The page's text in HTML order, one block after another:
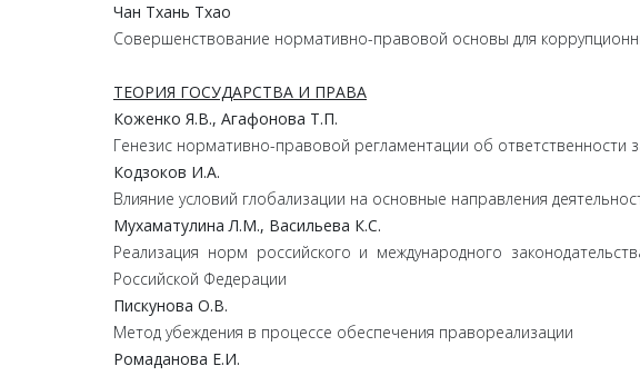
Чан Тхань Тхао
Совершенствование нормативно-правовой основы для
ТЕОРИЯ ГОСУДАРСТВА И ПРАВА
Коженко Я.В., Агафонова Т.П.
Генезис нормативно-правовой регламентации об ответственности
Кодзоков И.А.
Влияние условий глобализации на основные направления
МухаматулинаЛ.М., Васильева К.С.
Реализация норм российского и международного
Российской Федерации
Пискунова О.В.
Метод убеждения в процессе обеспечения правореализации
Ромаданова Е.И.